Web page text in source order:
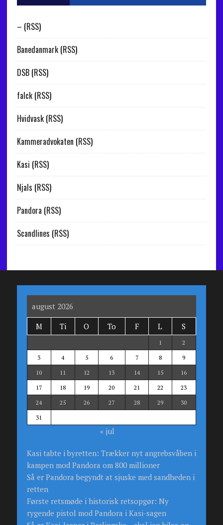
– (RSS)
Banedanmark(RSS)
DSB(RSS)
falck(RSS)
Hvidvask(RSS)
Kammeradvokaten (RSS)
Kasi (RSS)
Njals (RSS)
Pandora (RSS)
Scandlines (RSS)
august 2026
M
Ti O To F L S
1
2
3
4 5 6 7 8
9
10
11 12 13 14 15
16
17
18 19 20 21 22
23
24
25 26 27 28 29
30
31
« jul
Kasi tabte i byretten: Trækker nyt angrebsvåben i
kampen mod Pandora om 800 millioner
Så er Pandora begyndt at sjuske med sandheden i
retten
Første retsmøde i historisk retsopgør: Ny
rygende pistol mod Pandora i Kasi-sagen